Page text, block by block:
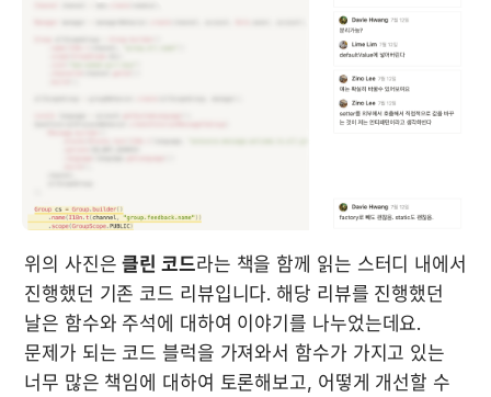
위의 사진은 클린 코드라는 책을 함께 읽는 스터디 내에서
진행했던 기존 코드 리뷰입니다. 해당 리뷰를 진행했던
날은 함수와 주석에 대하여 이야기를 나누었는데요.
문제가 되는 코드 블럭을 가져와서 함수가 가지고 있는
너무 많은 책임에 대하여 토론해보고, 어떻게 개선할 수